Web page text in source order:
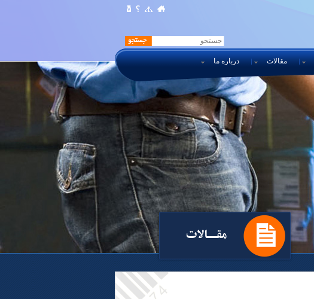
مقالات درباره ما
مقــالات